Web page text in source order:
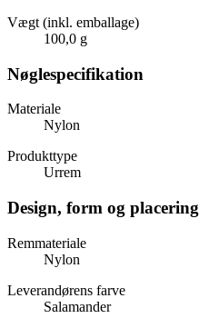
Vægt (inkl. emballage)
100,0 g
Nøglespecifikation
Materiale
Nylon
Produkttype
Urrem
Design, form og placering
Remmateriale
Nylon
Leverandørens farve
Salamander